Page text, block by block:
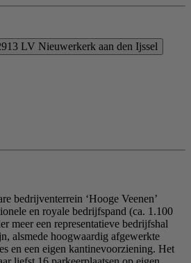
LV Nieuwerkerk aan den Ijssel
bedrijventerrein ‘Hooge Veenen’
en royale bedrijfspand (ca. 1.100
meer een representatieve bedrijfshal
alsmede hoogwaardig afgewerkte
en een eigen kantinevoorziening. Het